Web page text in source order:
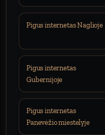
Pigus internetas Naglioje
Pigus internetas
Gubernijoje
Pigus internetas
Panevėžio miestelyje